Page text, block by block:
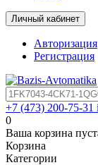
Личный кабинет
Авторизация
Регистрация
+7 (473) 200-75-31
0
Ваша корзина
Корзина
Категории